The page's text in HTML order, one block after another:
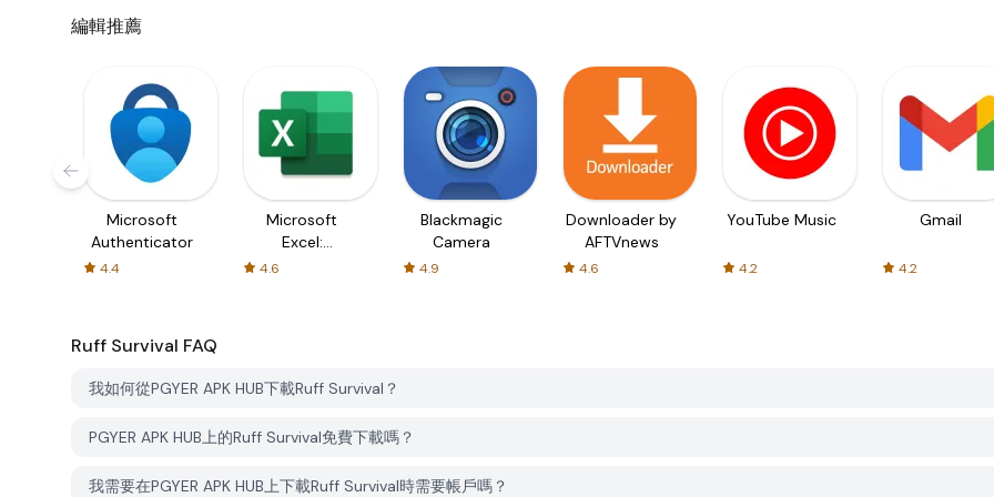
編輯推薦
Microsoft
Authenticator
4.4
Microsoft
Excel:
Spreadsheets
4.6
Blackmagic
Camera
4.9
Downloader by
AFTVnews
4.6
YouTube Music
4.2
Gmail
4.2
Ruff Survival FAQ
我如何從PGYER APK HUB下載Ruff Survival？
PGYER APK HUB上的Ruff Survival免費下載嗎？
我需要在PGYER APK HUB上下載Ruff Survival時需要帳戶嗎？